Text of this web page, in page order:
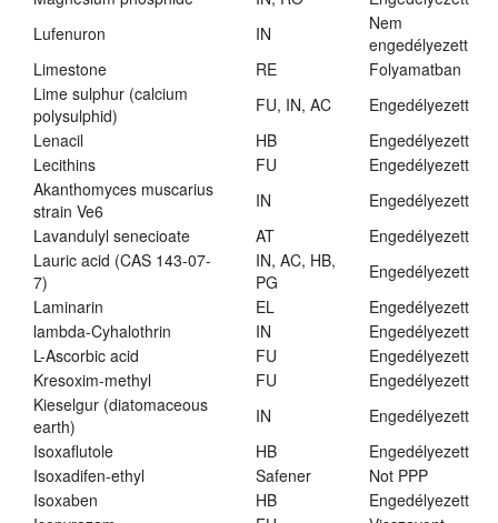
Lufenuron
IN
Nem
engedélyezett
Limestone
RE
Folyamatban
Lime sulphur (calcium
polysulphid)
FU, IN, AC
Engedélyezett
Lenacil
HB
Engedélyezett
Lecithins
FU
Engedélyezett
Akanthomyces muscarius
strain Ve6
IN
Engedélyezett
Lavandulyl senecioate
AT
Engedélyezett
Lauric acid (CAS 143-07-
7)
IN, AC, HB,
PG
Engedélyezett
Laminarin
EL
Engedélyezett
lambda-Cyhalothrin
IN
Engedélyezett
L-Ascorbic acid
FU
Engedélyezett
Kresoxim-methyl
FU
Engedélyezett
Kieselgur (diatomaceous
earth)
IN
Engedélyezett
Isoxaflutole
HB
Engedélyezett
Isoxadifen-ethyl
Safener
Not PPP
Isoxaben
HB
Engedélyezett